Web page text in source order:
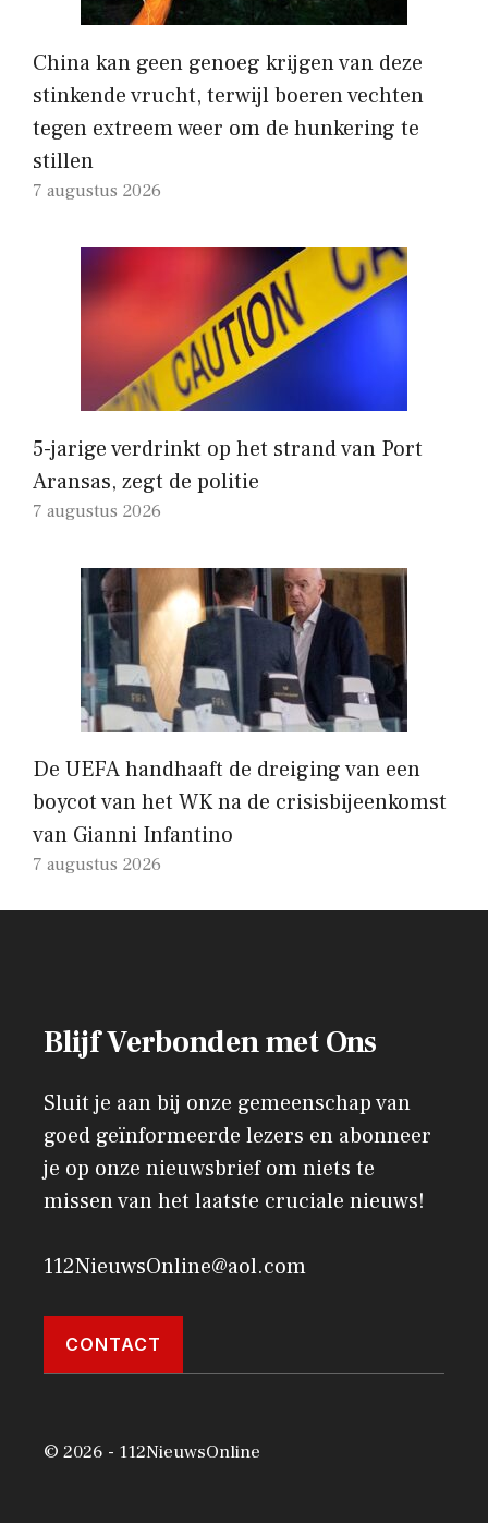
China kan geen genoeg krijgen van deze
stinkende vrucht, terwijl boeren vechten
tegen extreem weer om de hunkering te
stillen
7 augustus 2026
5-jarige verdrinkt op het strand van Port
Aransas, zegt de politie
7 augustus 2026
De UEFA handhaaft de dreiging van een
boycot van het WK na de crisisbijeenkomst
van Gianni Infantino
7 augustus 2026
Blijf Verbonden met Ons
Sluit je aan bij onze gemeenschap van
goed geïnformeerde lezers en abonneer
je op onze nieuwsbrief om niets te
missen van het laatste cruciale nieuws!
112NieuwsOnline@aol.com
CONTACT
© 2026 - 112NieuwsOnline